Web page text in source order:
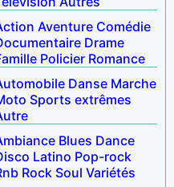
Aventure Comédie
Drame
Policier Romance
Danse Marche
Sports extrêmes
Blues Dance
Latino Pop-rock
Rock Soul Variétés